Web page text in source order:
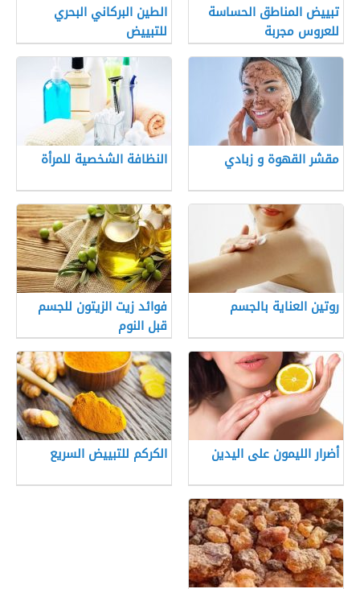
تبييض المناطق الحساسة
للعروس مجربة
الطين البركاني البحري
للتبييض
مقشر القهوة و زبادي النظافة الشخصية للمرأة
روتين العناية بالجسم
فوائد زيت الزيتون للجسم
قبل النوم
أضرار الليمون على اليدين الكركم للتبييض السريع